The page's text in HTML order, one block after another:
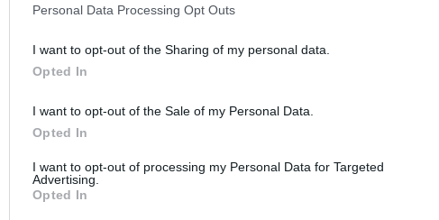
Personal Data Processing Opt Outs
I want to opt-out of the Sharing of my personal data.
Opted In
I want to opt-out of the Sale of my Personal Data.
Opted In
I want to opt-out of processing my Personal Data for Targeted
Advertising.
Opted In